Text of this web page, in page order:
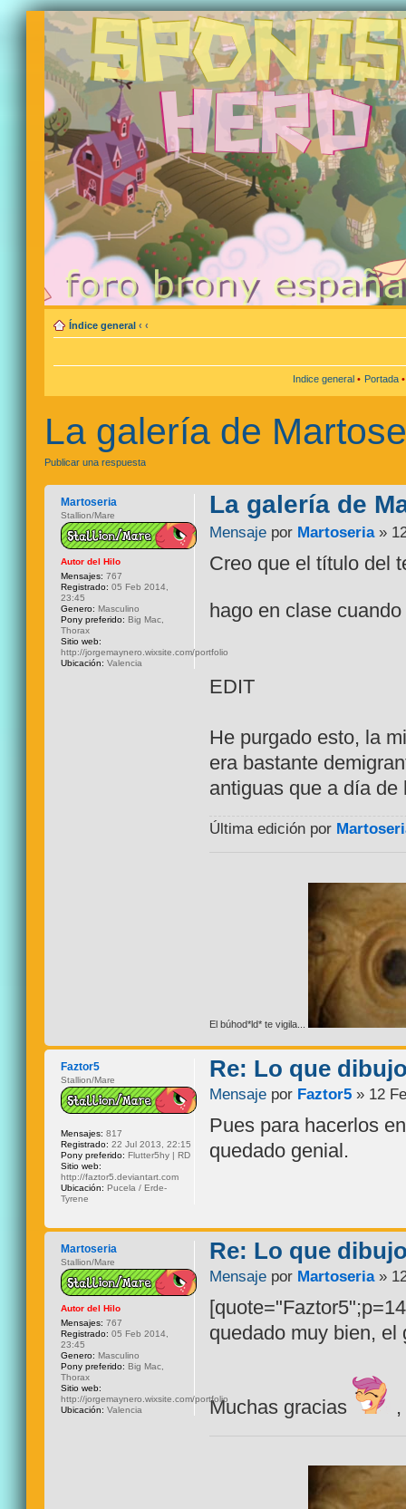
Índice general ‹ ‹
Indice general • Portada
La galería de
Publicar una respuesta
La galería de
Mensaje por Martoseria»
Creo que el título del
hago en clase
EDIT
He purgado esto, la
era bastante
antiguas que a día
Última edición por
El búhod*ld* te vigila...
Martoseria
Stallion/Mare
Autor del Hilo
Mensajes: 767
Registrado: 05 Feb 2014,
23:45
Genero: Masculino
Pony preferido: Big Mac,
Thorax
Sitio web:
http://jorgemaynero.wixsite.com/portfolio
Ubicación: Valencia
Re: Lo que
Mensaje por Faztor5 » 12
Pues para hacerlos
quedado genial.
Faztor5
Stallion/Mare
Mensajes: 817
Registrado: 22 Jul 2013, 22:15
Pony preferido: Flutter5hy | RD
Sitio web:
http://faztor5.deviantart.com
Ubicación: Pucela / Erde-
Tyrene
Re: Lo que
Mensaje por Martoseria»
quedado muy bien, el
Muchas gracias
Martoseria
Stallion/Mare
Autor del Hilo
Mensajes: 767
Registrado: 05 Feb 2014,
23:45
Genero: Masculino
Pony preferido: Big Mac,
Thorax
Sitio web:
http://jorgemaynero.wixsite.com/portfolio
Ubicación: Valencia